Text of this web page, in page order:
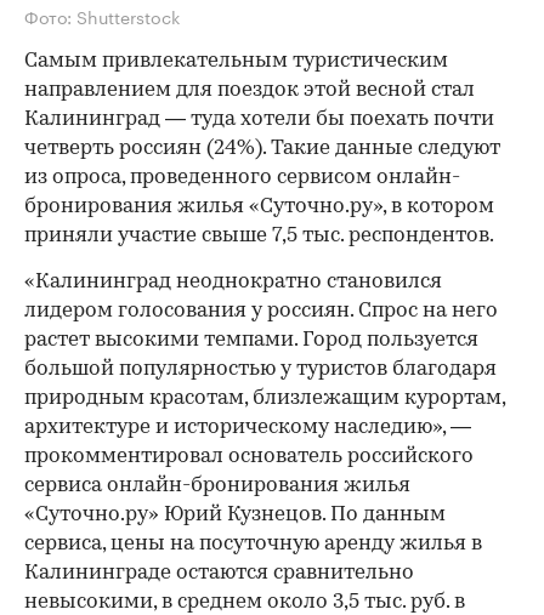
Фото: Shutterstock
Самым привлекательным туристическим
направлением для поездок этой весной стал
Калининград — туда хотели бы поехать почти
четверть россиян (24%). Такие данные следуют
из опроса, проведенного сервисом онлайн-
бронирования жилья «Суточно.ру», в котором
приняли участие свыше 7,5 тыс. респондентов.
«Калининград неоднократно становился
лидером голосования у россиян. Спрос на него
растет высокими темпами. Город пользуется
большой популярностью у туристов благодаря
природным красотам, близлежащим курортам,
архитектуре и историческому наследию», —
прокомментировал основатель российского
сервиса онлайн-бронирования жилья
«Суточно.ру» Юрий Кузнецов. По данным
сервиса, цены на посуточную аренду жилья в
Калининграде остаются сравнительно
невысокими, в среднем около 3,5 тыс. руб. в